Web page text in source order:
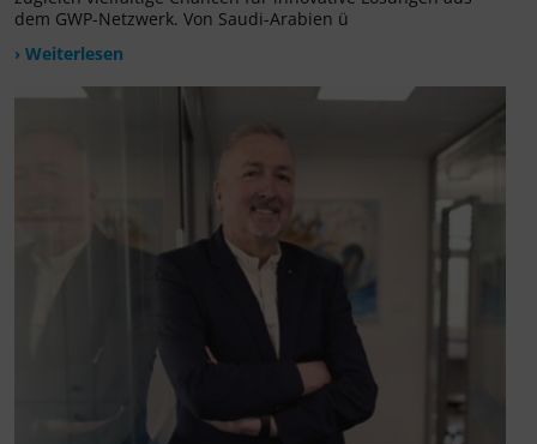
dem GWP-Netzwerk. Von Saudi-Arabien ü
› Weiterlesen